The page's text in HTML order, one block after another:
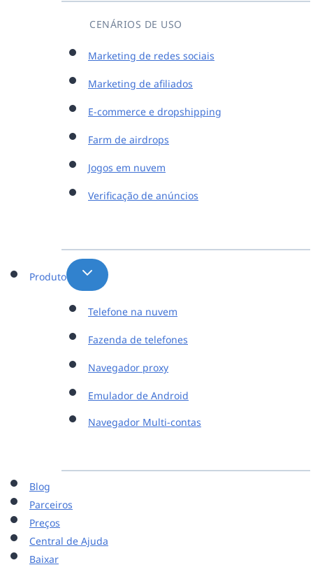
CENÁRIOS DE USO
Marketing de redes sociais
Marketing de afiliados
E-commerce e dropshipping
Farm de airdrops
Jogos em nuvem
Verificação de anúncios
Produto
Telefone na nuvem
Fazenda de telefones
Navegador proxy
Emulador de Android
Navegador Multi-contas
Blog
Parceiros
Preços
Central de Ajuda
Baixar